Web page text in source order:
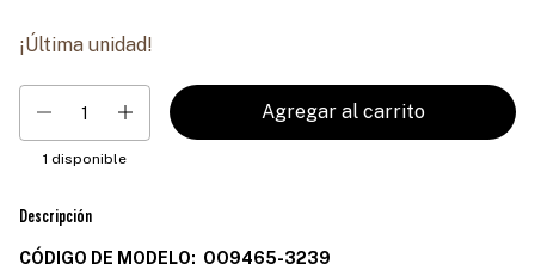
¡Última unidad!
1 disponible
Descripción
CÓDIGO DE MODELO: OO9465-3239